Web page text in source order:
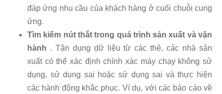
đáp ứng nhu cầu của khách hàng ở cuối chuỗi cung
ứng.
Tìm kiếm nút thắt trong quá trình sản xuất và vận
hành . Tận dụng dữ liệu từ các thẻ, các nhà sản
xuất có thể xác định chính xác máy chạy không sử
dụng, sử dụng sai hoặc sử dụng sai và thực hiện
các hành động khắc phục. Ví dụ, với các báo cáo về